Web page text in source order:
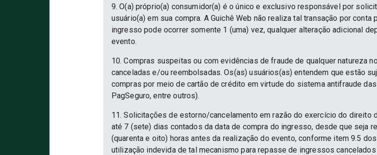
9. O(a) próprio(a) consumidor(a) é o único e exclusivo responsável por
usuário(a) em sua compra. A Guichê Web não realiza tal transação por
ingresso pode ocorrer somente 1 (uma) vez, qualquer alteração adicional
evento.
10. Compras suspeitas ou com evidências de fraude de qualquer natureza
canceladas e/ou reembolsadas. Os(as) usuários(as) entendem que estão
compras por meio de cartão de crédito em virtude do sistema antifraude
PagSeguro, entre outros).
11. Solicitações de estorno/cancelamento em razão do exercício do direito
até 7 (sete) dias contados da data de compra do ingresso, desde que seja
(quarenta e oito) horas antes da realização do evento, conforme item 9.5
utilização indevida de tal mecanismo para repasse de ingressos